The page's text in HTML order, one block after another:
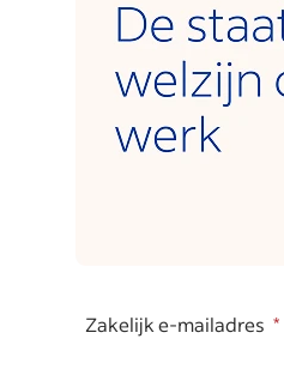
Zakelijk e-mailadres